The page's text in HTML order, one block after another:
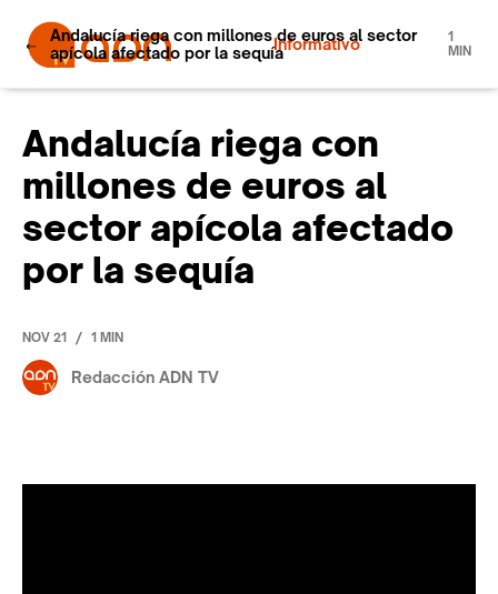
Informativo
Andalucía riega con millones de euros al sector
apícola afectado por la sequía
1
MIN
Andalucía riega con
millones de euros al
sector apícola afectado
por la sequía
NOV 21 / 1 MIN
Redacción ADN TV